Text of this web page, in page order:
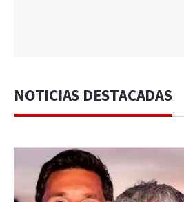
NOTICIAS DESTACADAS